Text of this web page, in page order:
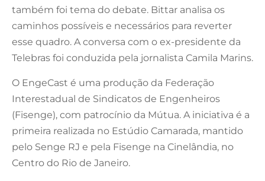
também foi tema do debate. Bittar analisa os
caminhos possíveis e necessários para reverter
esse quadro. A conversa com o ex-presidente da
Telebras foi conduzida pela jornalista Camila Marins.
O EngeCast é uma produção da Federação
Interestadual de Sindicatos de Engenheiros
(Fisenge), com patrocínio da Mútua. A iniciativa é a
primeira realizada no Estúdio Camarada, mantido
pelo Senge RJ e pela Fisenge na Cinelândia, no
Centro do Rio de Janeiro.